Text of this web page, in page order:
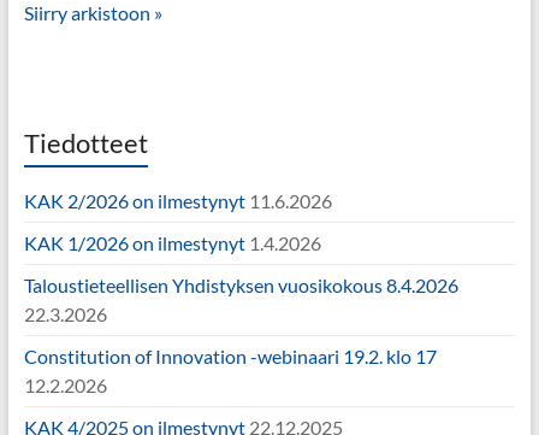
Siirry arkistoon »
Tiedotteet
KAK 2/2026 on ilmestynyt11.6.2026
KAK 1/2026 on ilmestynyt1.4.2026
Taloustieteellisen Yhdistyksen vuosikokous 8.4.2026
22.3.2026
Constitution of Innovation -webinaari 19.2. klo 17
12.2.2026
KAK 4/2025 on ilmestynyt22.12.2025